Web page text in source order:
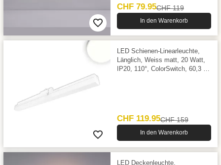
CHF 79.95CHF 119
In den Warenkorb
LED Schienen-Linearleuchte,
Länglich, Weiss matt, 20 Watt,
IP20, 110°, ColorSwitch, 60,3 x
CHF 119.95CHF 159
In den Warenkorb
LED Deckenleuchte,